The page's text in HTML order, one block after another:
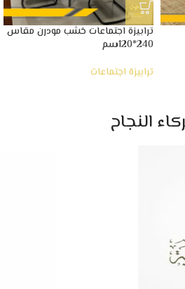
ترابيزة اجتماعات خشب مودرن مقاس
240*120سم
ترابيزة اجتماعات
النجاح